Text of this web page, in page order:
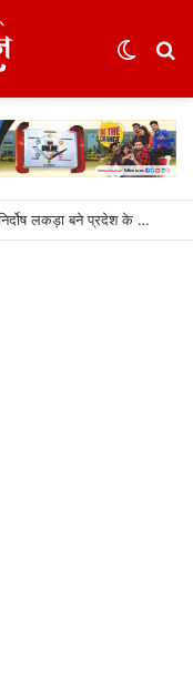
सेवा सेतु पोर्टल में उत्कृष्ट प्रदर्शन: बलरामपुर के निर्दोष लकड़ा बने प्रदेश के टॉप ट्रांजैक्शन वीएलई, वित्त मंत्री ओ.पी. चौधरी ने किया सम्मानित, 13,912 आवेदनों के सफल निराकरण से बनाया रिकॉर्ड…